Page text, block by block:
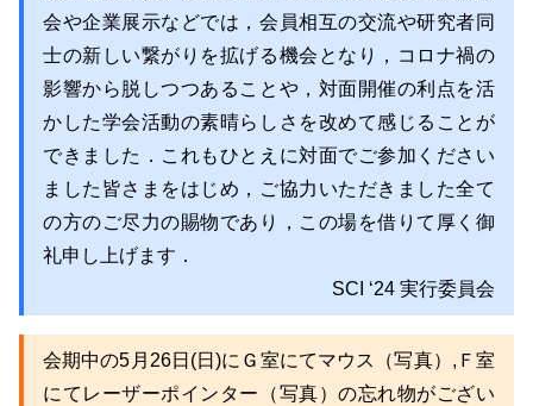
会や企業展示などでは，会員相互の交流や研究者同
士の新しい繋がりを拡げる機会となり，コロナ禍の
影響から脱しつつあることや，対面開催の利点を活
かした学会活動の素晴らしさを改めて感じることが
できました．これもひとえに対面でご参加ください
ました皆さまをはじめ，ご協力いただきました全て
の方のご尽力の賜物であり，この場を借りて厚く御
礼申し上げます．
SCI ‘24 実行委員会
会期中の5月26日(日)にＧ室にてマウス（写真）,Ｆ室
にてレーザーポインター（写真）の忘れ物がござい